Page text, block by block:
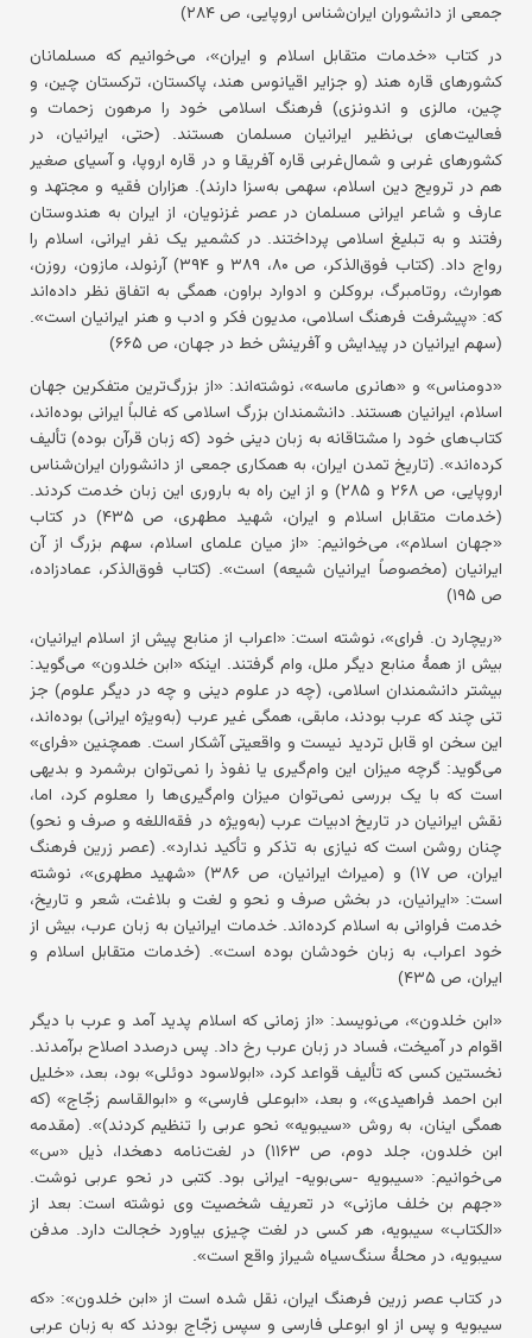
جمعی از دانشوران ایران‌شناس اروپایی، ص ۲۸۴)
در کتاب «خدمات متقابل اسلام و ایران»، می‌خوانیم که مسلمانان
کشورهای قاره هند (و جزایر اقیانوس هند، پاکستان، ترکستان چین، و
چین، مالزی و اندونزی) فرهنگ اسلامی خود را مرهون زحمات و
فعالیت‌های بی‌نظیر ایرانیان مسلمان هستند. (حتی، ایرانیان، در
کشورهای غربی و شمال‌غربی قاره آفریقا و در قاره اروپا، و آسیای صغیر
هم در ترویج دین اسلام، سهمی به‌سزا دارند). هزاران فقیه و مجتهد و
عارف و شاعر ایرانی مسلمان در عصر غزنویان، از ایران به هندوستان
رفتند و به تبلیغ اسلامی پرداختند. در کشمیر یک نفر ایرانی، اسلام را
رواج داد. (کتاب فوق‌الذکر، ص ۸۰، ۳۸۹ و ۳۹۴) آرنولد، مازون، روزن،
هوارث، روتامبرگ، بروکلن و ادوارد براون، همگی به اتفاق نظر داده‌اند
که: «پیشرفت فرهنگ اسلامی، مدیون فکر و ادب و هنر ایرانیان است».
(سهم ایرانیان در پیدایش و آفرینش خط در جهان، ص ۶۶۵)
«دومناس» و «هانری ماسه»، نوشته‌اند: «از بزرگ‌ترین متفکرین جهان
اسلام، ایرانیان هستند. دانشمندان بزرگ اسلامی که غالباً ایرانی بوده‌اند،
کتاب‌های خود را مشتاقانه به زبان دینی خود (که زبان قرآن بوده) تألیف
کرده‌اند». (تاریخ تمدن ایران، به همکاری جمعی از دانشوران ایران‌شناس
اروپایی، ص ۲۶۸ و ۲۸۵) و از این راه به باروری این زبان خدمت کردند.
(خدمات متقابل اسلام و ایران، شهید مطهری، ص ۴۳۵) در کتاب
«جهان اسلام»، می‌خوانیم: «از میان علمای اسلام، سهم بزرگ از آن
ایرانیان (مخصوصاً ایرانیان شیعه) است». (کتاب فوق‌الذکر، عمادزاده،
ص ۱۹۵)
«ریچارد ن. فرای»، نوشته است: «اعراب از منابع پیش از اسلام ایرانیان،
بیش از همهٔ منابع دیگر ملل، وام گرفتند. اینکه «ابن خلدون» می‌گوید:
بیشتر دانشمندان اسلامی، (چه در علوم دینی و چه در دیگر علوم) جز
تنی چند که عرب بودند، مابقی، همگی غیر عرب (به‌ویژه ایرانی) بوده‌اند،
این سخن او قابل تردید نیست و واقعیتی آشکار است. همچنین «فرای»
می‌گوید: گرچه میزان این وام‌گیری یا نفوذ را نمی‌توان برشمرد و بدیهی
است که با یک بررسی نمی‌توان میزان وام‌گیری‌ها را معلوم کرد، اما،
نقش ایرانیان در تاریخ ادبیات عرب (به‌ویژه در فقه‌اللغه و صرف و نحو)
چنان روشن است که نیازی به تذکر و تأکید ندارد». (عصر زرین فرهنگ
ایران، ص ۱۷) و (میراث ایرانیان، ص ۳۸۶) «شهید مطهری»، نوشته
است: «ایرانیان، در بخش صرف و نحو و لغت و بلاغت، شعر و تاریخ،
خدمت فراوانی به اسلام کرده‌اند. خدمات ایرانیان به زبان عرب، بیش از
خود اعراب، به زبان خودشان بوده است». (خدمات متقابل اسلام و
ایران، ص ۴۳۵)
«ابن خلدون»، می‌نویسد: «از زمانی که اسلام پدید آمد و عرب با دیگر
اقوام در آمیخت، فساد در زبان عرب رخ داد. پس درصدد اصلاح برآمدند.
نخستین کسی که تألیف قواعد کرد، «ابولاسود دوئلی» بود، بعد، «خلیل
ابن احمد فراهیدی»، و بعد، «ابوعلی فارسی» و «ابوالقاسم زجّاج» (که
همگی اینان، به روش «سیبویه» نحو عربی را تنظیم کردند)». (مقدمه
ابن خلدون، جلد دوم، ص ۱۱۶۳) در لغت‌نامه دهخدا، ذیل «س»
می‌خوانیم: «سیبویه -سی‌بویه- ایرانی بود. کتبی در نحو عربی نوشت.
«جهم بن خلف مازنی» در تعریف شخصیت وی نوشته است: بعد از
«الکتاب» سیبویه، هر کسی در لغت چیزی بیاورد خجالت دارد. مدفن
سیبویه، در محلهٔ سنگ‌سیاه شیراز واقع است».
در کتاب عصر زرین فرهنگ ایران، نقل شده است از «ابن خلدون»: «که
سیبویه و پس از او ابوعلی فارسی و سپس زجّاج بودند که به زبان عربی